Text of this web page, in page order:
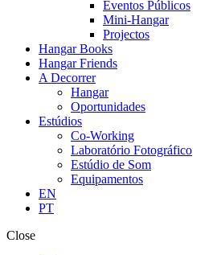
Eventos Públicos
Mini-Hangar
Projectos
Hangar Books
Hangar Friends
A Decorrer
Hangar
Oportunidades
Estúdios
Co-Working
Laboratório Fotográfico
Estúdio de Som
Equipamentos
EN
PT
Close